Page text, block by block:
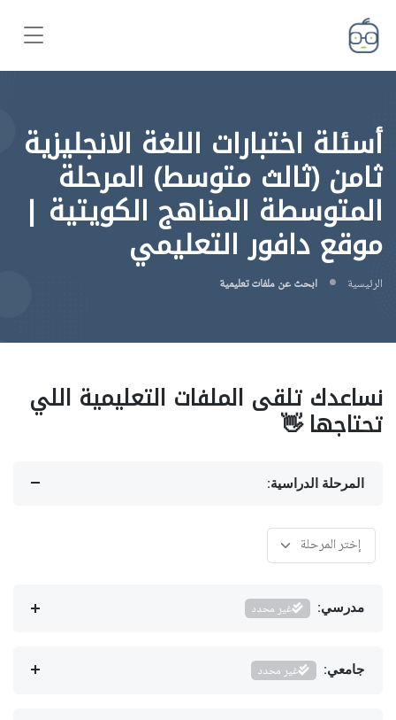
أسئلة اختبارات اللغة الانجليزية
ثامن (ثالث متوسط) المرحلة
المتوسطة المناهج الكويتية |
موقع دافور التعليمي
الرئيسية ابحث عن ملفات تعليمية
نساعدك تلقى الملفات التعليمية اللي
تحتاجها 👋
المرحلة الدراسية:
مدرسي: غير محدد
جامعي: غير محدد